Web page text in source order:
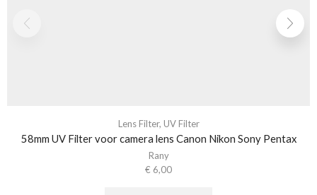
Lens Filter, UV Filter
58mm UV Filter voor camera lens Canon Nikon Sony Pentax
Rany
€ 6,00